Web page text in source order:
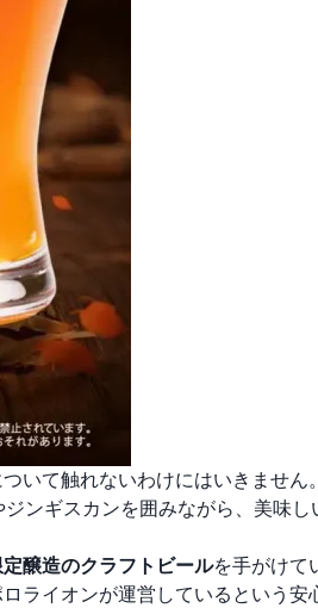
ついて触れないわけにはいきません
ンギスカンを囲みながら、美味し
醸造のクラフトビールを手がけて
ライオンが運営しているという安